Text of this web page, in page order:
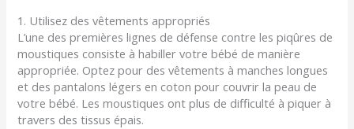
1. Utilisez des vêtements appropriés
L’une des premières lignes de défense contre les piqûres de
moustiques consiste à habiller votre bébé de manière
appropriée. Optez pour des vêtements à manches longues
et des pantalons légers en coton pour couvrir la peau de
votre bébé. Les moustiques ont plus de difficulté à piquer à
travers des tissus épais.